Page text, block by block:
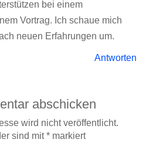
bei einem
Vortrag. Ich schaue mich
neuen Erfahrungen um.
Antworten
abschicken
wird nicht veröffentlicht.
sind mit*markiert